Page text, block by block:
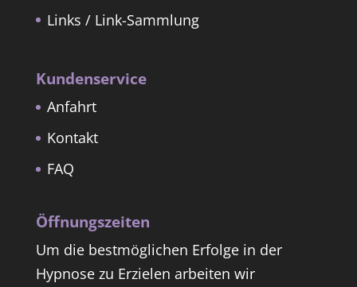
Links / Link-Sammlung
Kundenservice
Anfahrt
Kontakt
FAQ
Öffnungszeiten
Um die bestmöglichen Erfolge in der
Hypnose zu Erzielen arbeiten wir